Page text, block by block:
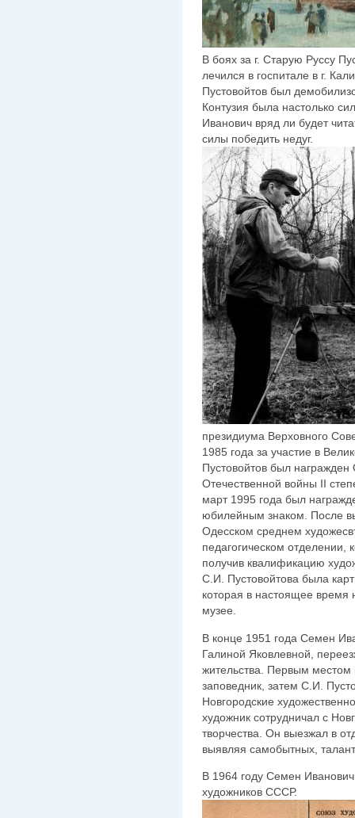
В боях за г. Старую Руссу
лечился в госпитале в г.
Пустовойтов был
Контузия была настолько
Иванович вряд ли будет
силы победить недуг.
президиума Верховного
1985 года за участие в
Пустовойтов был
Отечественной войны II
март 1995 года был
юбилейным знаком. После
Одесском среднем
педагогическом отделении,
получив квалификацию
С.И. Пустовойтова была
которая в настоящее время
музее.
В конце 1951 года Семен
Галиной Яковлевной,
жительства. Первым
заповедник, затем С.И.
Новгородские
художник сотрудничал с
творчества. Он выезжал в
выявляя самобытных,
В 1964 году Семен
художников СССР.